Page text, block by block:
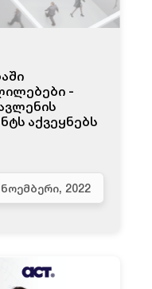
-
აქვეყნებს
2022